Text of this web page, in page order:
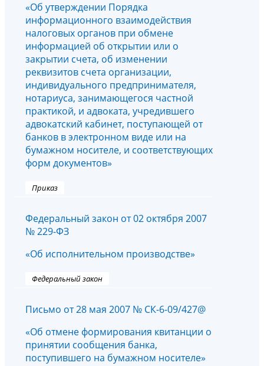
«Об утверждении Порядка
информационного взаимодействия
налоговых органов при обмене
информацией об открытии или о
закрытии счета, об изменении
реквизитов счета организации,
индивидуального предпринимателя,
нотариуса, занимающегося частной
практикой, и адвоката, учредившего
адвокатский кабинет, поступающей от
банков в электронном виде или на
бумажном носителе, и соответствующих
форм документов»
Приказ
Федеральный закон от 02 октября 2007
№ 229-ФЗ
«Об исполнительном производстве»
Федеральный закон
Письмо от 28 мая 2007 № СК-6-09/427@
«Об отмене формирования квитанции о
принятии сообщения банка,
поступившего на бумажном носителе»